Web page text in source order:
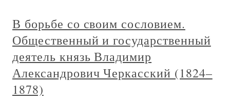
В борьбе со своим сословием.
Общественный и государственный
деятель князь Владимир
Александрович Черкасский (1824–
1878)